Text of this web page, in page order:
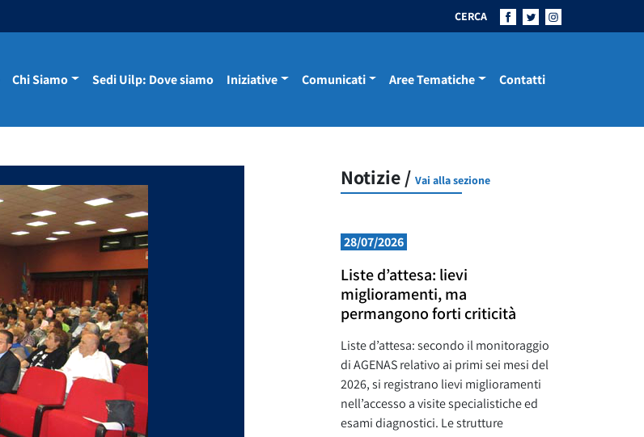
CERCA
Chi Siamo Sedi Uilp: Dove siamo Iniziative Comunicati Aree Tematiche Contatti
Notizie / Vai alla sezione
28/07/2026
Liste d’attesa: lievi
miglioramenti, ma
permangono forti criticità
Liste d’attesa: secondo il monitoraggio
di AGENAS relativo ai primi sei mesi del
2026, si registrano lievi miglioramenti
nell’accesso a visite specialistiche ed
esami diagnostici. Le strutture